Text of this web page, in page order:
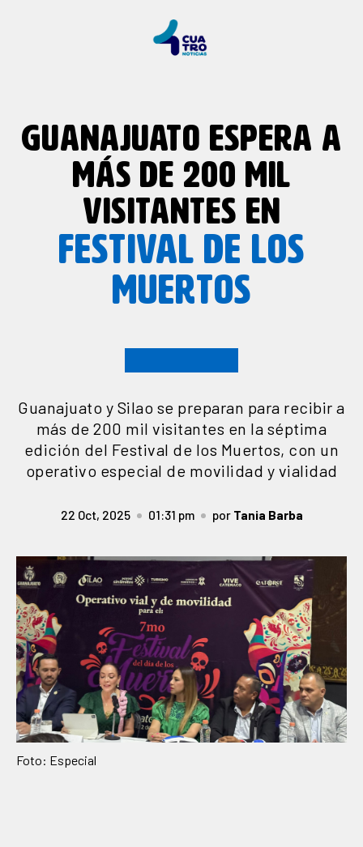
GUANAJUATO ESPERA A
MÁS DE 200 MIL
VISITANTES EN
FESTIVAL DE LOS
MUERTOS
Guanajuato y Silao se preparan para recibir a
más de 200 mil visitantes en la séptima
edición del Festival de los Muertos, con un
operativo especial de movilidad y vialidad
22 Oct, 2025 01:31 pm por Tania Barba
Foto: Especial